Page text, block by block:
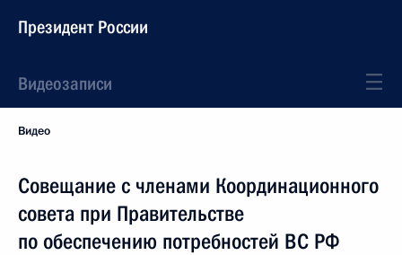
Президент России
Видеозаписи
Видео
Совещание с членами Координационного
совета при Правительстве
по обеспечению потребностей ВС РФ